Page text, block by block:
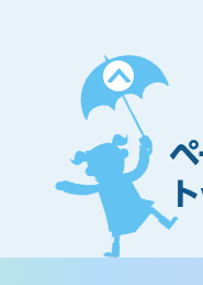
ペ
ー
ジ
ト
ッ